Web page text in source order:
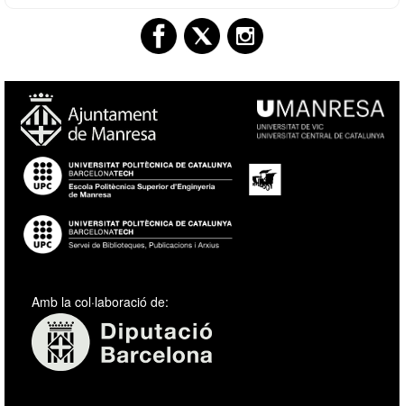
Amb la col·laboració de: